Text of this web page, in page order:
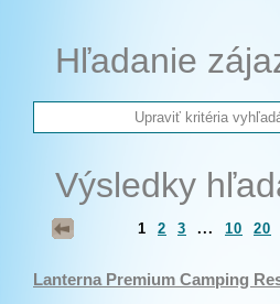
Hľadanie
Výsledky
1 2 3 ... 10 20
Lanterna Premium Camping